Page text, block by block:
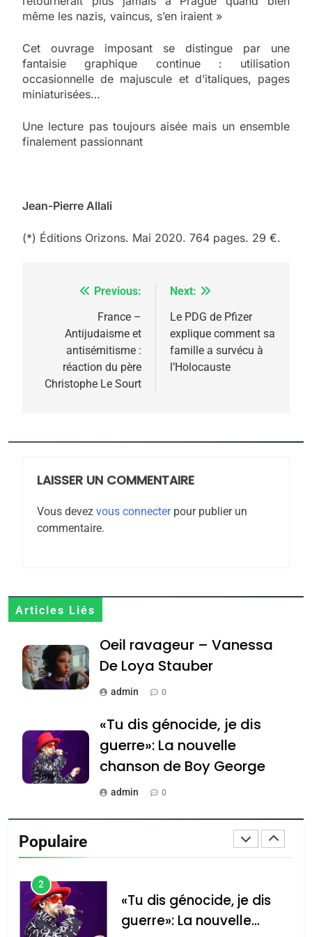
même les nazis, vaincus, s’en iraient »
Cet ouvrage imposant se distingue par une
fantaisie graphique continue : utilisation
occasionnelle de majuscule et d’italiques, pages
miniaturisées…
Une lecture pas toujours aisée mais un ensemble
finalement passionnant
Jean-Pierre Allali
(*) Éditions Orizons. Mai 2020. 764 pages. 29 €.
Navigation
l’article
Previous:
France –
Antijudaisme et
antisémitisme :
réaction du père
Christophe Le Sourt
Next:
Le PDG de Pfizer
explique comment sa
famille a survécu à
l’Holocauste
LAISSER UN COMMENTAIRE
Vous devez vous connecterpour publier un
commentaire.
Articles Liés
Oeil ravageur – Vanessa
De Loya Stauber
admin 0
«Tu dis génocide, je dis
guerre»: La nouvelle
chanson de Boy George
admin 0
Tout sur la Nostalgie
נשיא המדינה יצחק
הרצוג נפגש עם
נשיא ארגנטינה
Accords d’Isaac: l’alliance
pourrait s’étendre à 13
Populaire
2025, l’année la plus
rapport d’ADL contre
FRANCE ISRAÉL
6
Zrihen-Dvir
7
Jacques Hadida
JUDAISME
Maroc : Les amandes de
Tafraout, le miel de Tadla
Azilal consacrés produits
du terroir
2
«Tu dis génocide, je dis
guerre»: La nouvelle